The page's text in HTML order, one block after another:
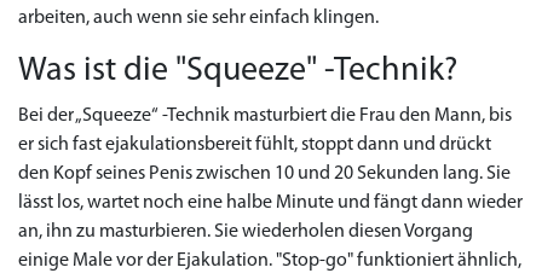
arbeiten, auch wenn sie sehr einfach klingen.
Was ist die "Squeeze" -Technik?
Bei der „Squeeze“ -Technik masturbiert die Frau den Mann, bis
er sich fast ejakulationsbereit fühlt, stoppt dann und drückt
den Kopf seines Penis zwischen 10 und 20 Sekunden lang. Sie
lässt los, wartet noch eine halbe Minute und fängt dann wieder
an, ihn zu masturbieren. Sie wiederholen diesen Vorgang
einige Male vor der Ejakulation. "Stop-go" funktioniert ähnlich,